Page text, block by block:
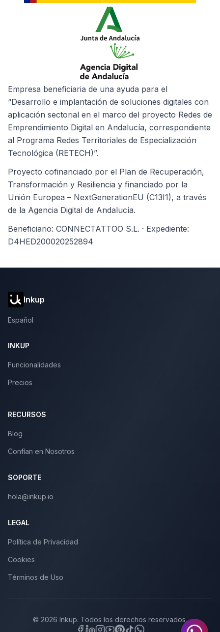
Empresa beneficiaria de una ayuda para el
“Desarrollo e implantación de soluciones digitales con
aplicación sectorial en el marco del proyecto Redes de
Emprendimiento Digital en Andalucía, correspondiente
al Programa Redes Territoriales de Especialización
Tecnológica (RETECH)”.
Proyecto cofinanciado por el Plan de Recuperación,
Transformación y Resiliencia y financiado por la
Unión Europea – NextGenerationEU (C13I1), a través
de la Agencia Digital de Andalucía.
Beneficiario: CONNECTATTOO S.L. · Expediente:
D4HED200020252894
Inkup
Español
INKUP
Funcionalidades
Precios
RECURSOS
Blog
Confían en Nosotros
SOPORTE
hola@inkup.io
LEGAL
Política de Privacidad
Cookies
Términos de Uso
© 2026 Inkup. Todos los derechos reservados.